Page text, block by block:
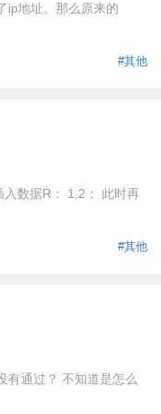
ip地址。那么原来的
#其他
数据R： 1,2； 此时再
#其他
有通过？ 不知道是怎么